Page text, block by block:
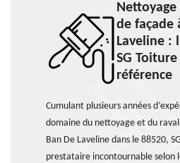
de façade
Laveline :
SG
référence
Cumulant plusieurs années
domaine du nettoyage et du
Ban De Laveline dans le 88520,
prestataire incontournable selon